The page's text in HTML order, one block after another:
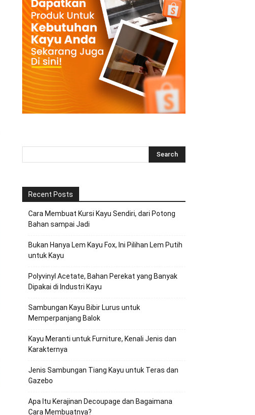
Recent Posts
Cara Membuat Kursi Kayu Sendiri, dari Potong
Bahan sampai Jadi
Bukan Hanya Lem Kayu Fox, Ini Pilihan Lem Putih
untuk Kayu
Polyvinyl Acetate, Bahan Perekat yang Banyak
Dipakai di Industri Kayu
Sambungan Kayu Bibir Lurus untuk
Memperpanjang Balok
Kayu Meranti untuk Furniture, Kenali Jenis dan
Karakternya
Jenis Sambungan Tiang Kayu untuk Teras dan
Gazebo
Apa Itu Kerajinan Decoupage dan Bagaimana
Cara Membuatnya?